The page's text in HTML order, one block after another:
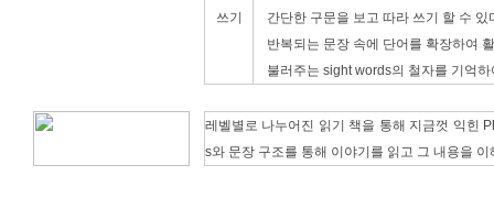
쓰기
간단한 구문을 보고 따라 쓰기 할 수 있
반복되는 문장 속에 단어를 확장하여
불러주는 sight words의 철자를 기억
레벨별로 나누어진 읽기 책을 통해 지금껏 익힌
s와 문장 구조를 통해 이야기를 읽고 그 내용을